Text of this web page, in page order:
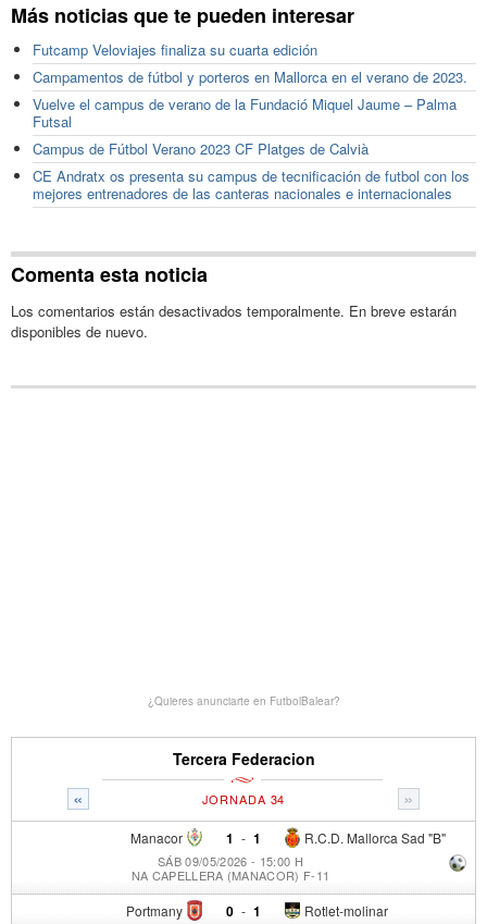
Más noticias que te pueden interesar
Futcamp Veloviajes finaliza su cuarta edición
Campamentos de fútbol y porteros en Mallorca en el verano de 2023.
Vuelve el campus de verano de la Fundació Miquel Jaume – Palma
Futsal
Campus de Fútbol Verano 2023 CF Platges de Calvià
CE Andratx os presenta su campus de tecnificación de futbol con los
mejores entrenadores de las canteras nacionales e internacionales
Comenta esta noticia
Los comentarios están desactivados temporalmente. En breve estarán
disponibles de nuevo.
¿Quieres anunciarte en FutbolBalear?
Tercera Federacion
« »
JORNADA 34
Manacor 1 - R.C.D. Mallorca Sad "B"
1
SÁB 09/05/2026 - 15:00 H
NA CAPELLERA (MANACOR) F-11
Portmany 0 - Rotlet-molinar
1